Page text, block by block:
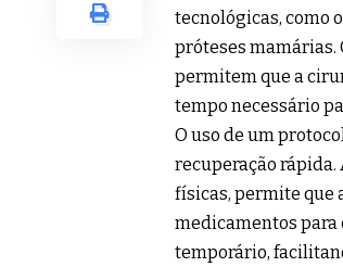
tecnológicas, como
próteses mamárias.
permitem que a
tempo necessário
O uso de um
recuperação rápida.
físicas, permite que
medicamentos para
temporário,